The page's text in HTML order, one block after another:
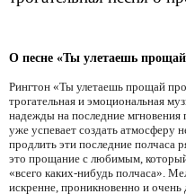
О песне «Ты улетаешь
Рингтон «Ты улетаешь прощай
трогательная и эмоциональная
надежды на последние мгновения
уже успевает создать атмосферу
продлить эти последние полчаса
это прощание с любимым,
«всего каких-нибудь полчаса».
искренне, проникновенно и